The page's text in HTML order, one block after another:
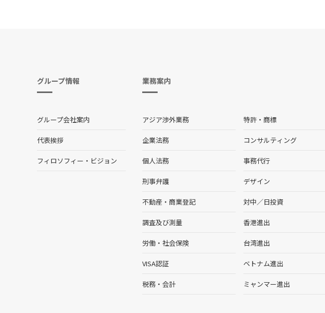
グループ情報
グループ会社案内
代表挨拶
フィロソフィー・ビジョン
業務案内
アジア渉外業務
企業法務
個人法務
刑事弁護
不動産・商業登記
調査及び測量
労働・社会保険
VISA認証
税務・会計
特許・商標
コンサルティング
事務代行
デザイン
対中／日投資
香港進出
台湾進出
ベトナム進出
ミャンマー進出